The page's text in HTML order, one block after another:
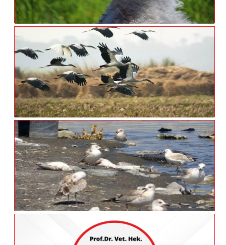
Van YYÜ’nün Sevimli Misafirleri
Prof. Dr. Lokman Aslan: "Sulak Alanları
Yok Edersek, Çölleşme Ve Erozyonlarla
Muhatap Oluruz"